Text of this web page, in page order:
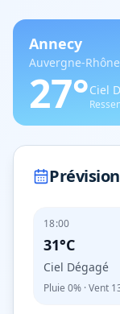
Annecy
Auvergne-
27°Ciel
18:00
31°C
Ciel Dégagé
Pluie 0% · Vent